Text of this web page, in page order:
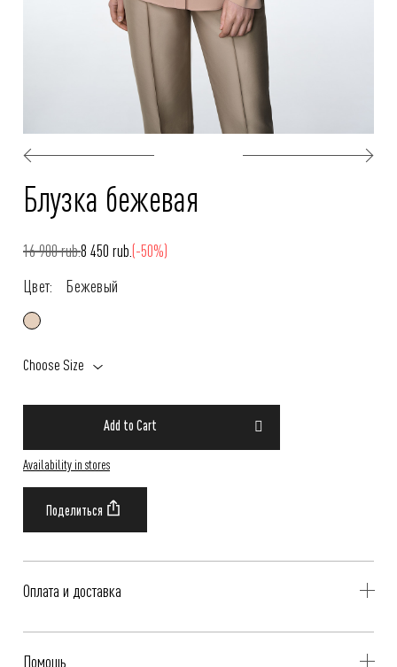
Блузка бежевая
16 900 rub.8 450 rub.(-50%)
Цвет:
Бежевый
Choose Size
Add to Cart
Availability in stores
Оплата и доставка
Помощь